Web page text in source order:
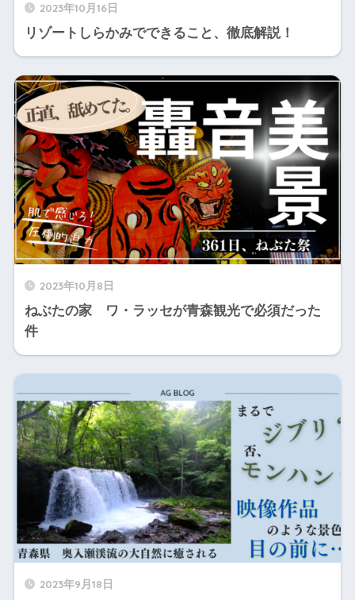
2023年10月16日
リゾートしらかみでできること、徹底解説！
2023年10月8日
ねぶたの家 ワ・ラッセが青森観光で必須だった
件
2023年9月18日